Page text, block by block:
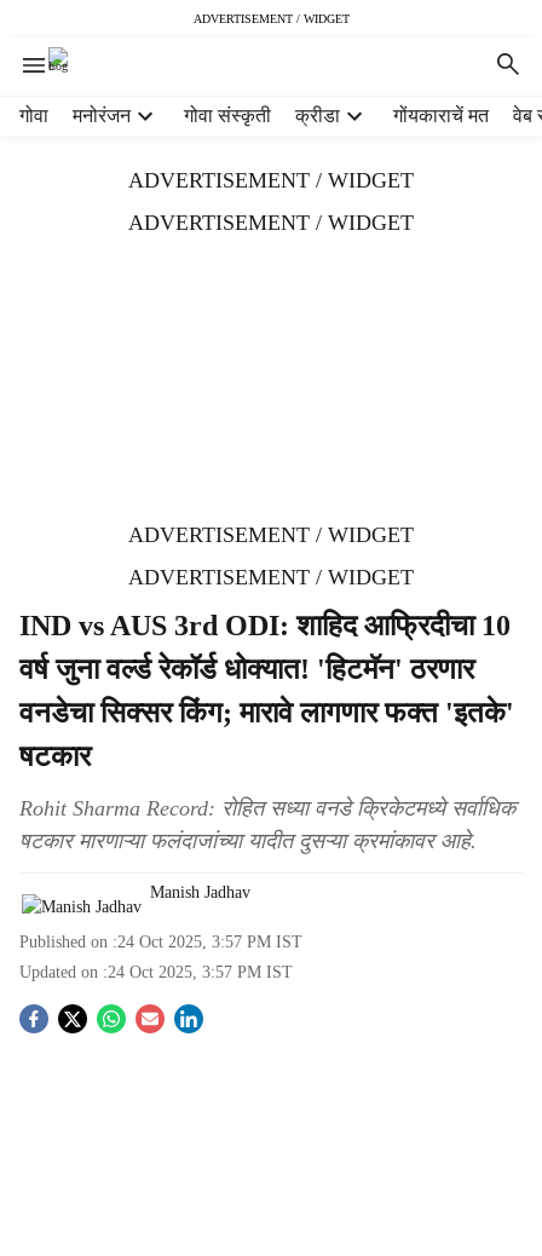
ADVERTISEMENT / WIDGET
गोवा मनोरंजन गोवा संस्कृती क्रीडा गोंयकाराचें मत वेब
ADVERTISEMENT / WIDGET
ADVERTISEMENT / WIDGET
ADVERTISEMENT / WIDGET
ADVERTISEMENT / WIDGET
IND vs AUS 3rd ODI: शाहिद आफ्रिदीचा 10
वर्ष जुना वर्ल्ड रेकॉर्ड धोक्यात! 'हिटमॅन' ठरणार
वनडेचा सिक्सर किंग; मारावे लागणार फक्त 'इतके'
षटकार
Rohit Sharma Record: रोहित सध्या वनडे क्रिकेटमध्ये सर्वाधिक
षटकार मारणाऱ्या फलंदाजांच्या यादीत दुसऱ्या क्रमांकावर आहे.
Manish Jadhav
Published on :24 Oct 2025, 3:57 PM IST
Updated on :24 Oct 2025, 3:57 PM IST
S